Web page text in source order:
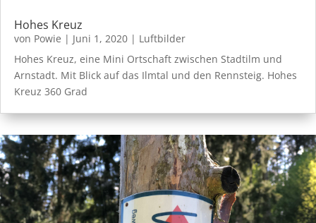
Hohes Kreuz
von Powie | Juni 1, 2020 | Luftbilder
Hohes Kreuz, eine Mini Ortschaft zwischen Stadtilm und
Arnstadt. Mit Blick auf das Ilmtal und den Rennsteig. Hohes
Kreuz 360 Grad